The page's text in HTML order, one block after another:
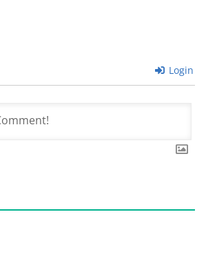
Login